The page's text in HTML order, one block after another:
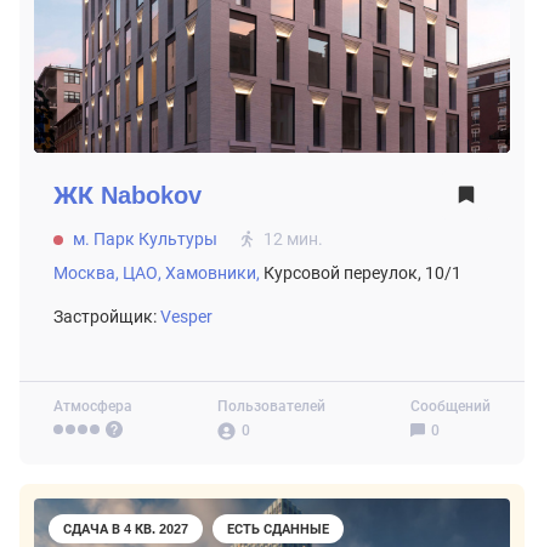
Атмосфера
Пользователей
0
Сообщений
0
ЖК Nabokov
м. Парк Культуры
12 мин.
Москва, ЦАО, Хамовники, Курсовой переулок, 10/1
Застройщик:Vesper
СДАЧА В 4 КВ. 2027 ЕСТЬ СДАННЫЕ